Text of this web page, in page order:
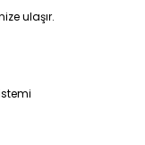
ulaşır.